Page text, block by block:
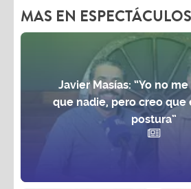
MAS EN ESPECTÁCULOS
Javier Masías: “Yo no
que nadie, pero creo que
postura”